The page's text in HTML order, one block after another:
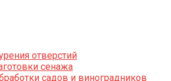
отверстий
сенажа
садов и виноградников